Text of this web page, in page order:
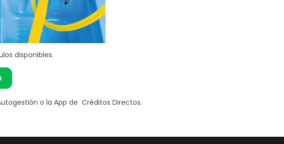
disponibles.
o la App de Créditos Directos.